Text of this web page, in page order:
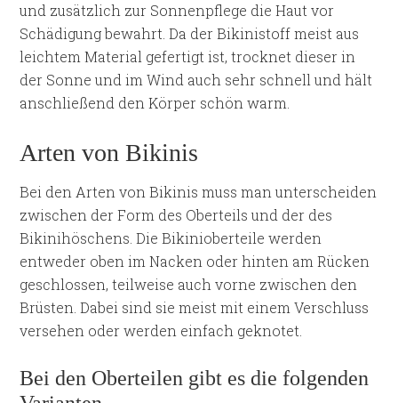
und zusätzlich zur Sonnenpflege die Haut vor
Schädigung bewahrt. Da der Bikinistoff meist aus
leichtem Material gefertigt ist, trocknet dieser in
der Sonne und im Wind auch sehr schnell und hält
anschließend den Körper schön warm.
Arten von Bikinis
Bei den Arten von Bikinis muss man unterscheiden
zwischen der Form des Oberteils und der des
Bikinihöschens. Die Bikinioberteile werden
entweder oben im Nacken oder hinten am Rücken
geschlossen, teilweise auch vorne zwischen den
Brüsten. Dabei sind sie meist mit einem Verschluss
versehen oder werden einfach geknotet.
Bei den Oberteilen gibt es die folgenden